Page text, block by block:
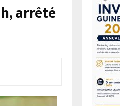
arrêté